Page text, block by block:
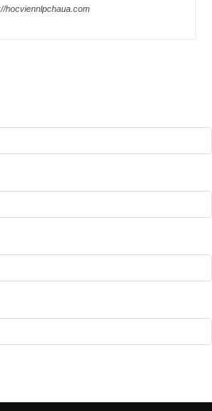
hocviennlpchaua.com